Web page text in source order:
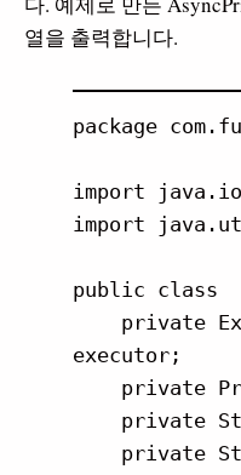
열을 출력합니다.
package
import
import
public class
executor;